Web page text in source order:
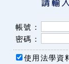
帳號：
密碼：
使用法學資